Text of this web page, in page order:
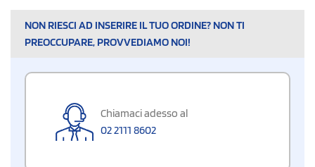
NON RIESCI AD INSERIRE IL TUO ORDINE? NON TI
PREOCCUPARE, PROVVEDIAMO NOI!
Chiamaci adesso al
02 2111 8602